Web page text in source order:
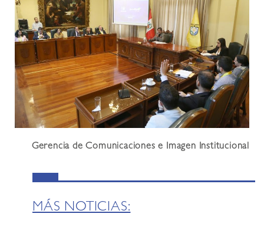
Gerencia de Comunicaciones e Imagen Institucional
MÁS NOTICIAS: